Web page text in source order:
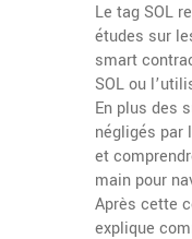
Le tag SOL
études sur
smart
SOL ou
En plus des
négligés par
et
main pour
Après cette
explique